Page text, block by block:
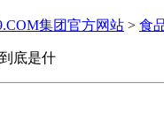
集团官方网站 > 食
底是什